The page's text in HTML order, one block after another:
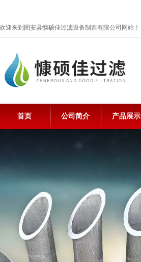
欢迎来到固安县慷硕佳过滤设备制造有限公司网站！
首页 公司简介 产品展示